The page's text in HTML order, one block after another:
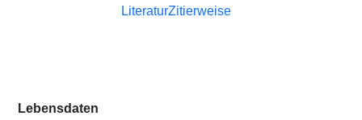
LiteraturZitierweise
Lebensdaten